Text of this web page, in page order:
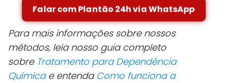
Falar com Plantão 24h via WhatsApp
Para mais informações sobre nossos
métodos, leia nosso guia completo
sobre Tratamento para Dependência
Químicae entenda Como funciona a